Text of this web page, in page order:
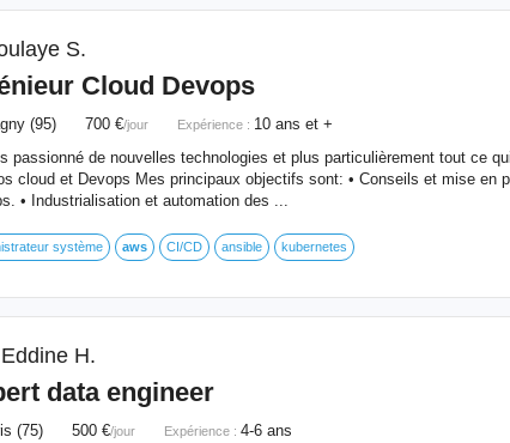
S.
Cloud Devops
(95) 700 €/jour Expérience : 10 ans et +
passionné de nouvelles technologies et plus particulièrement tout ce
cloud et Devops Mes principaux objectifs sont: • Conseils et mise en
• Industrialisation et automation des ...
système aws CI/CD ansible kubernetes
H.
data engineer
(75) 500 €/jour Expérience : 4-6 ans